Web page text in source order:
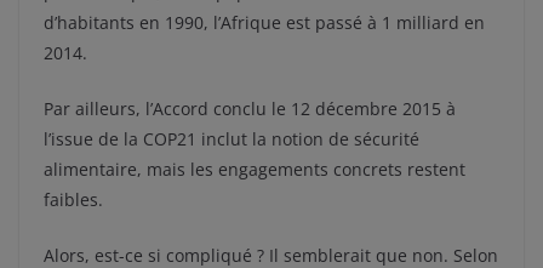
d’habitants en 1990, l’Afrique est passé à 1 milliard en
2014.
Par ailleurs, l’Accord conclu le 12 décembre 2015 à
l’issue de la COP21 inclut la notion de sécurité
alimentaire, mais les engagements concrets restent
faibles.
Alors, est-ce si compliqué ? Il semblerait que non. Selon